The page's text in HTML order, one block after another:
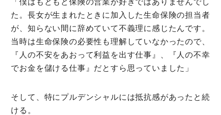
た。長女が生まれたときに加入した生命保険の担当者
が、知らない間に辞めていて不義理に感じたんです。
当時は生命保険の必要性も理解していなかったので、
『人の不安をあおって利益を出す仕事』、『人の不幸
でお金を儲ける仕事』だとすら思っていました」
そして、特にプルデンシャルには抵抗感があったと続
ける。